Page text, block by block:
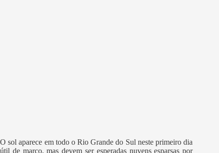
O sol aparece em todo o Rio Grande do Sul neste primeiro dia
útil de março, mas devem ser esperadas nuvens esparsas por